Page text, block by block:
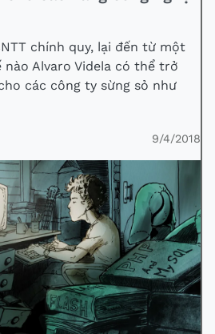
chính quy, lại đến từ một
Alvaro Videla có thể trở
các công ty sừng sỏ như
9/4/2018